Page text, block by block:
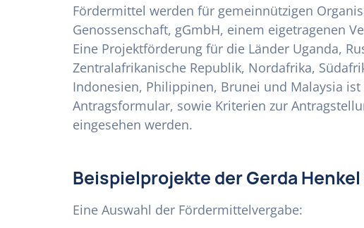
Fördermittel werden für gemeinnützigen
Genossenschaft, gGmbH, einem eigetragenen
Eine Projektförderung für die Länder Uganda,
Zentralafrikanische Republik, Nordafrika,
Indonesien, Philippinen, Brunei und Malaysia
Antragsformular, sowie Kriterien zur
eingesehen werden.
Beispielprojekte der Gerda
Eine Auswahl der Fördermittelvergabe: